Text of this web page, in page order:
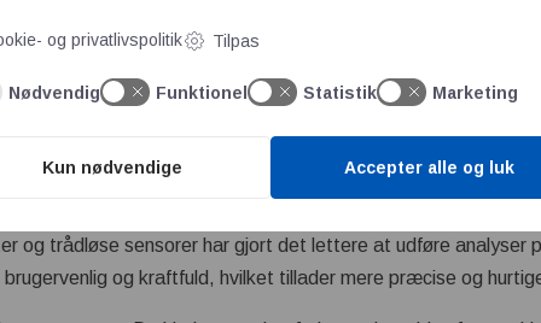
og produktionsstop. Dette forbedrer pålideligheden og
i tilstandsovervågning, hvor de bruges til løbende at
over tid kan virksomheder identificere tendenser og
vedligeholdelse, hvor reparationer udføres, før der opstår
frekvensanalyser mere tilgængelige og præcise
og trådløse sensorer har gjort det lettere at udføre analyser
og kraftfuld, hvilket tillader mere præcise og
og privatlivspolitik Tilpas
Nødvendig Funktionel Statistik Marketing
Kun nødvendige Accepter alle og luk